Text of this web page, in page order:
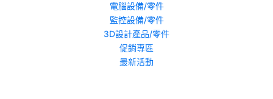
電腦設備/零件
監控設備/零件
3D設計產品/零件
促銷專區
最新活動